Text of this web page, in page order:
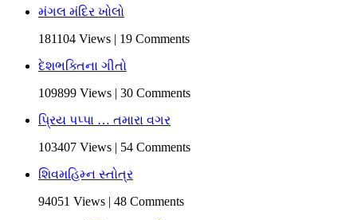
મંગલ મંદિર ખોલો
181104 Views | 19 Comments
દેશભક્તિના ગીતો
109899 Views | 30 Comments
પ્રિય પપ્પા … તમારા વગર
103407 Views | 54 Comments
શિવમહિમ્ન સ્તોત્ર
94051 Views | 48 Comments